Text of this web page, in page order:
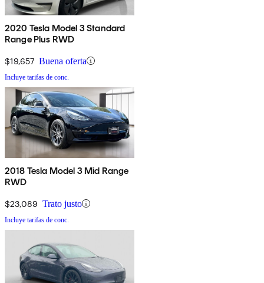
2020 Tesla Model 3 Standard
Range Plus RWD
$19,657 Buena oferta
Incluye tarifas de conc.
2018 Tesla Model 3 Mid Range
RWD
$23,089 Trato justo
Incluye tarifas de conc.